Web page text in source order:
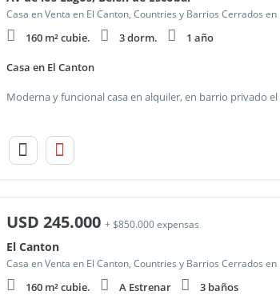
Casa en Venta en El Canton, Countries y Barrios Cerrados en
160 m² cubie. 3 dorm. 1 año
Casa en El Canton
USD 245.000 + $850.000 expensas
El Canton
Casa en Venta en El Canton, Countries y Barrios Cerrados en
160 m² cubie. A Estrenar 3 baños